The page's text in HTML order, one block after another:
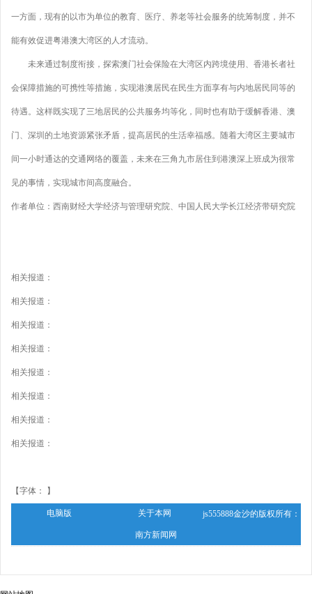
一方面，现有的以市为单位的教育、医疗、养老等社会服务的统筹制度，并不
能有效促进粤港澳大湾区的人才流动。
未来通过制度衔接，探索澳门社会保险在大湾区内跨境使用、香港长者社
会保障措施的可携性等措施，实现港澳居民在民生方面享有与内地居民同等的
待遇。这样既实现了三地居民的公共服务均等化，同时也有助于缓解香港、澳
门、深圳的土地资源紧张矛盾，提高居民的生活幸福感。随着大湾区主要城市
间一小时通达的交通网络的覆盖，未来在三角九市居住到港澳深上班成为很常
见的事情，实现城市间高度融合。
作者单位：西南财经大学经济与管理研究院、中国人民大学长江经济带研究院
相关报道：
相关报道：
相关报道：
相关报道：
相关报道：
相关报道：
相关报道：
相关报道：
【字体： 】
电脑版 关于本网 js555888金沙的版权所有：
南方新闻网